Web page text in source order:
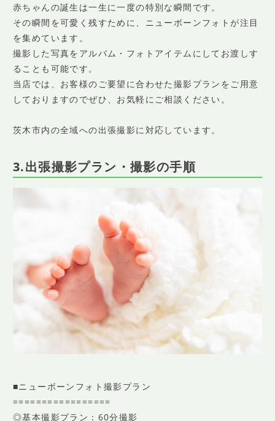
赤ちゃんの誕生は一生に一度の特別な瞬間です。
その瞬間を可愛く残すために、ニューボーンフォトが注目
を集めています。
撮影した写真をアルバム・フォトアイテムにしてお渡しす
ることも可能です。
当店では、お客様のご要望に合わせた撮影プランをご用意
しておりますのでぜひ、お気軽にご相談ください。
茨木市内の全域への出張撮影に対応しています。
3.出張撮影プラン・撮影の手順
■ニューボーンフォト撮影プラン
=================
◎基本撮影プラン：60分撮影